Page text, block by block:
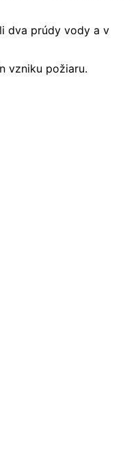
dva prúdy vody a v
vzniku požiaru.